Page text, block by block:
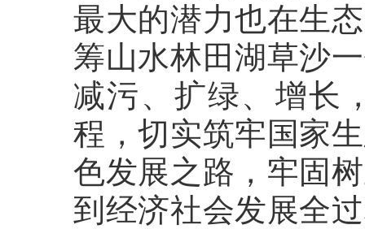
最大的潜力也在生
筹山水林田湖草沙
减污、扩绿、增长
程，切实筑牢国家
色发展之路，牢固
到经济社会发展全